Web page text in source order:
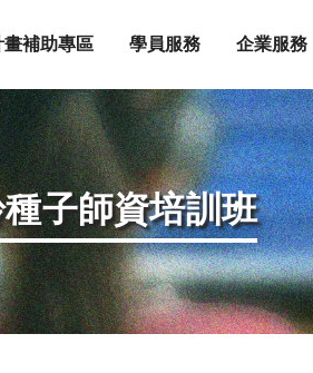
畫補助專區 學員服務 企業服務
子師資培訓班